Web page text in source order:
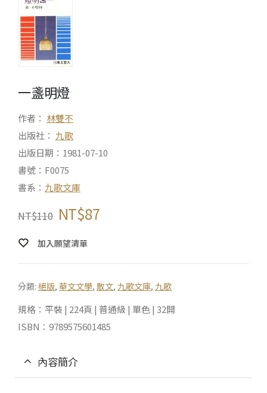
一盞明燈
作者： 林雙不
出版社： 九歌
出版日期：1981-07-10
書號：F0075
書系： 九歌文庫
NT$110 NT$87
加入願望清單
分類: 絕版, 華文文學, 散文, 九歌文庫, 九歌
規格：平裝 | 224頁 | 普通級 | 單色 | 32開
ISBN：9789575601485
內容簡介